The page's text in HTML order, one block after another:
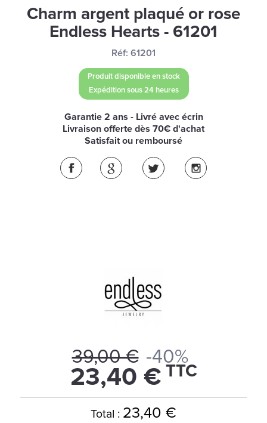
Charm argent plaqué or rose
Endless Hearts - 61201
Réf: 61201
Produit disponible en stock
Expédition sous 24 heures
Garantie 2 ans - Livré avec écrin
Livraison offerte dès 70€ d'achat
Satisfait ou remboursé
39,00 € -40%
23,40 € TTC
Total : 23,40 €